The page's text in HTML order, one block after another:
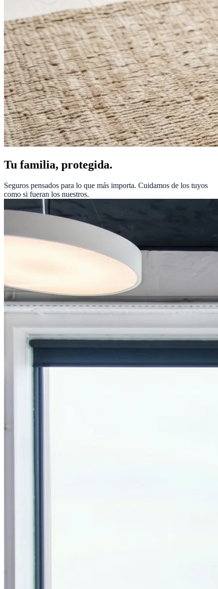
Tu familia, protegida.
Seguros pensados para lo que más importa. Cuidamos de los tuyos
como si fueran los nuestros.